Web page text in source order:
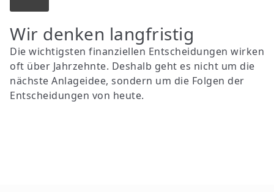
Wir denken langfristig
Die wichtigsten finanziellen Entscheidungen wirken
oft über Jahrzehnte. Deshalb geht es nicht um die
nächste Anlageidee, sondern um die Folgen der
Entscheidungen von heute.